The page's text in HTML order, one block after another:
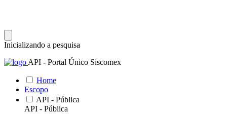
Inicializando a pesquisa
API - Portal Único Siscomex
Home
Escopo
API - Pública
API - Pública